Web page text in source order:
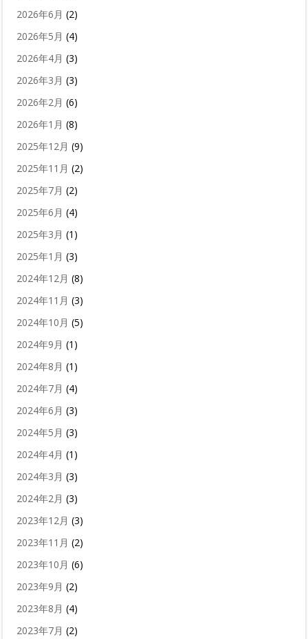
2026年6月 (2)
2026年5月 (4)
2026年4月 (3)
2026年3月 (3)
2026年2月 (6)
2026年1月 (8)
2025年12月 (9)
2025年11月 (2)
2025年7月 (2)
2025年6月 (4)
2025年3月 (1)
2025年1月 (3)
2024年12月 (8)
2024年11月 (3)
2024年10月 (5)
2024年9月 (1)
2024年8月 (1)
2024年7月 (4)
2024年6月 (3)
2024年5月 (3)
2024年4月 (1)
2024年3月 (3)
2024年2月 (3)
2023年12月 (3)
2023年11月 (2)
2023年10月 (6)
2023年9月 (2)
2023年8月 (4)
2023年7月 (2)